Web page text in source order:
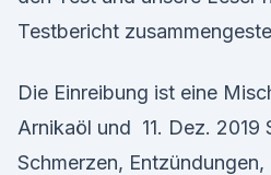
Testbericht
Die Einreibung ist eine
Arnikaöl und 11. Dez. 2019
Schmerzen,